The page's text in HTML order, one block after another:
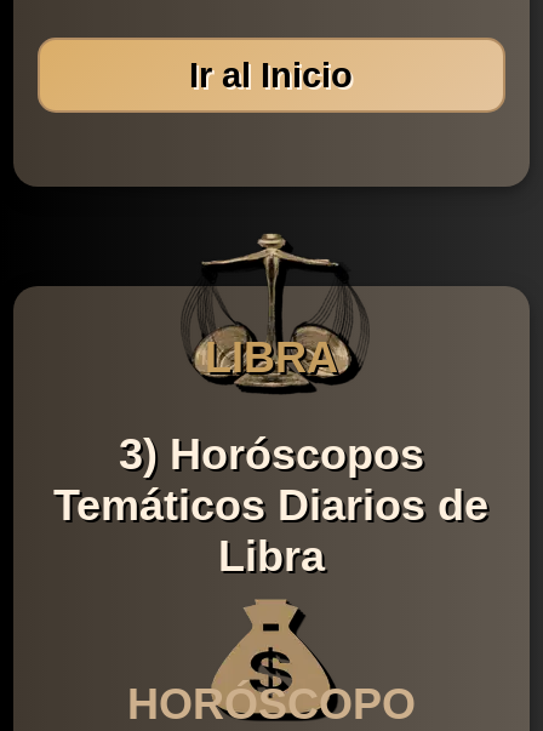
Ir al Inicio
LIBRA
3) Horóscopos
Temáticos Diarios de
Libra
HORÓSCOPO